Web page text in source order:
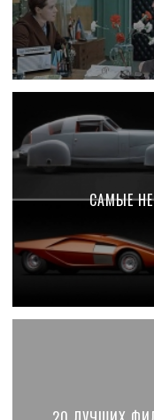
САМЫЕ